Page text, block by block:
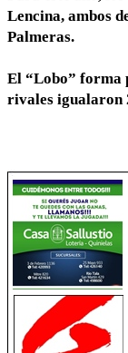
Lencina, ambos
Palmeras.
El “Lobo” forma
rivales igualaron